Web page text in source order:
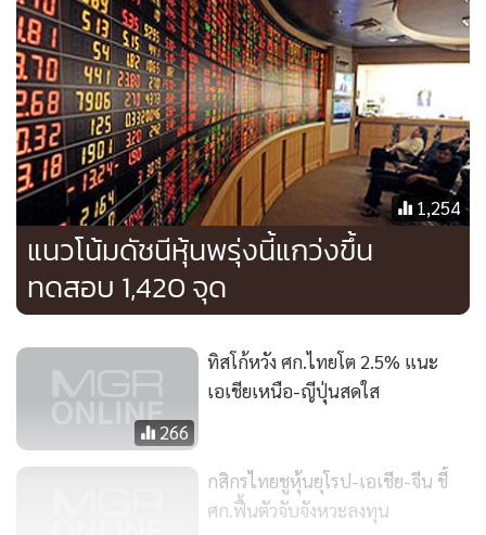
ขณะที่ราคาทองคำโลกในสัปดาห์ที่ผ่านมา (12-16 พฤษภาคม
2557) ได้มีการปรับตัวขึ้นจากสัปดาห์ก่อนประมาณ 4.23
เหรียญต่อทอยออนซ์ หรือคิดเป็น 0.33% มาซื้อขายที่ระดับ
1,295.44 เหรียญต่อทอยออนซ์ โดยมีจุดต่ำสุดที่ 1,277.57
เหรียญต่อทอยออนซ์ และมีจุดสูงสุดที่ 1,308.70 เหรียญต่อทอย
ออนซ์
โดยราคาทองคำได้รับแรงหนุนจากคณะกรรมการจัดการเลือกตั้ง
ของเมืองโดเนทส์คของยูเครนที่เปิดเผยว่า ผู้มีสิทธิลงคะแนนเสียง
89.07% ในเมืองโดเนทส์ค เห็นชอบให้แยกตัวเป็นอิสระในการลง
ประชามติที่จัดขึ้นเมื่อวันอาทิตย์ที่ผ่านมา เพื่อเข้าร่วมกับรัสเซีย
ตามแคว้นไครเมียทำให้อาจมีความรุนแรงเกิดขึ้นซึ่งจะส่งผลให้
นักลงทุนเข้าซื้อทองคำในฐานะสินทรัพย์ปลอดภัย
นอกจากนี้ สหภาพยุโรป (อียู) ได้ขยายมาตรการคว่ำบาตรให้
1,254
แนวโน้มดัชนีหุ้นพรุ่งนี้แกว่งขึ้น
ทดสอบ 1,420 จุด
266
ทิสโก้หวัง ศก.ไทยโต 2.5% แนะ
เอเชียเหนือ-ญีปุ่นสดใส
กสิกรไทยชูหุ้นยุโรป-เอเชีย-จีน ชี้
ศก.ฟื้นตัวจับจังหวะลงทุน